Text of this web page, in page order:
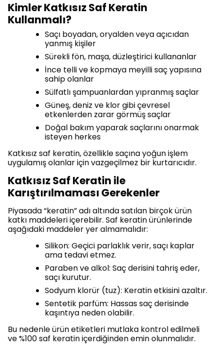
Kimler Katkısız Saf Keratin
Kullanmalı?
Saçı boyadan, oryalden veya açıcıdan
yanmış kişiler
Sürekli fön, maşa, düzleştirici kullananlar
İnce telli ve kopmaya meyilli saç yapısına
sahip olanlar
Sülfatlı şampuanlardan yıpranmış saçlar
Güneş, deniz ve klor gibi çevresel
etkenlerden zarar görmüş saçlar
Doğal bakım yaparak saçlarını onarmak
isteyen herkes
Katkısız saf keratin, özellikle saçına yoğun işlem
uygulamış olanlar için vazgeçilmez bir kurtarıcıdır.
Katkısız Saf Keratin ile
Karıştırılmaması Gerekenler
Piyasada “keratin” adı altında satılan birçok ürün
katkı maddeleri içerebilir. Saf keratin ürünlerinde
aşağıdaki maddeler yer almamalıdır:
Silikon: Geçici parlaklık verir, saçı kaplar
ama tedavi etmez.
Paraben ve alkol: Saç derisini tahriş eder,
saçı kurutur.
Sodyum klorür (tuz): Keratin etkisini azaltır.
Sentetik parfüm: Hassas saç derisinde
kaşıntıya neden olabilir.
Bu nedenle ürün etiketleri mutlaka kontrol edilmeli
ve %100 saf keratin içerdiğinden emin olunmalıdır.